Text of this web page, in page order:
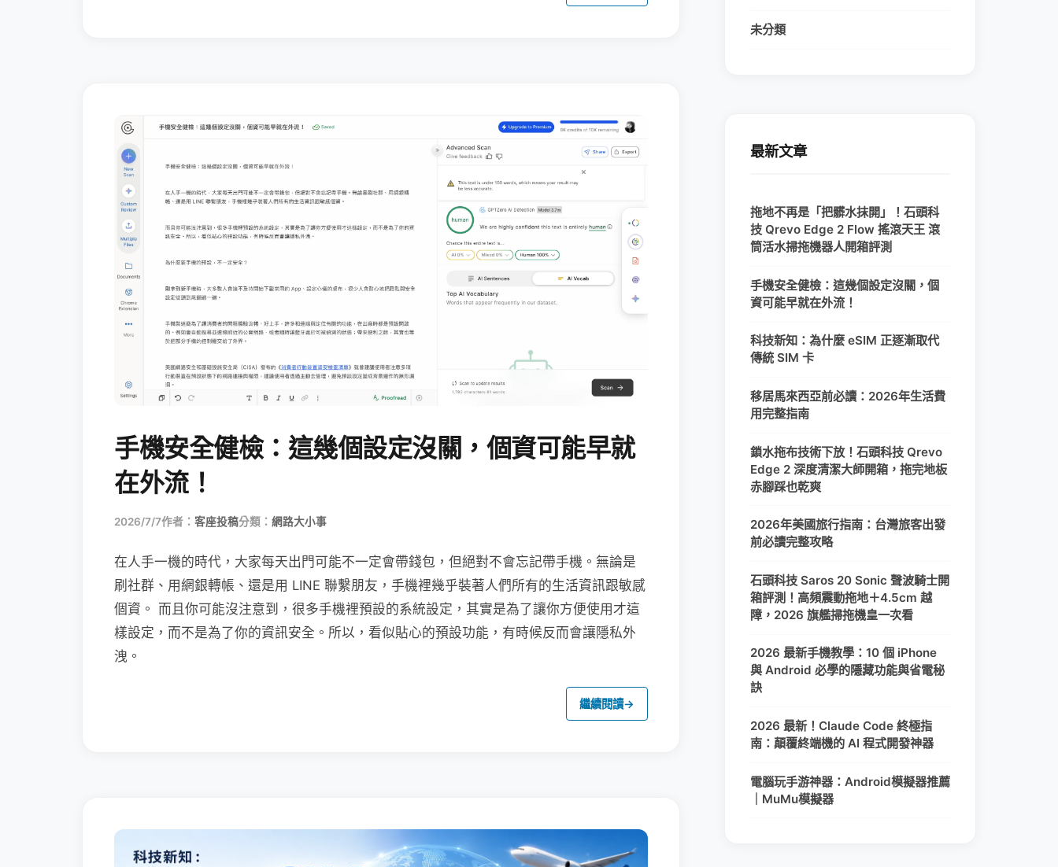
手機安全健檢：這幾個設定沒關，個資可能早就
在外流！
2026/7/7作者： 客座投稿分類： 網路大小事
在人手一機的時代，大家每天出門可能不一定會帶錢包，但絕對不會忘記帶手機。無論是
刷社群、用網銀轉帳、還是用 LINE 聯繫朋友，手機裡幾乎裝著人們所有的生活資訊跟敏感
個資。 而且你可能沒注意到，很多手機裡預設的系統設定，其實是為了讓你方便使用才這
樣設定，而不是為了你的資訊安全。所以，看似貼心的預設功能，有時候反而會讓隱私外
洩。
繼續閱讀→
未分類
最新文章
拖地不再是「把髒水抹開」！石頭科
技 Qrevo Edge 2 Flow 搖滾天王 滾
筒活水掃拖機器人開箱評測
手機安全健檢：這幾個設定沒關，個
資可能早就在外流！
科技新知：為什麼 eSIM 正逐漸取代
傳統 SIM 卡
移居馬來西亞前必讀：2026年生活費
用完整指南
鎖水拖布技術下放！石頭科技 Qrevo
Edge 2 深度清潔大師開箱，拖完地板
赤腳踩也乾爽
2026年美國旅行指南：台灣旅客出發
前必讀完整攻略
石頭科技 Saros 20 Sonic 聲波騎士開
箱評測！高頻震動拖地＋4.5cm 越
障，2026 旗艦掃拖機皇一次看
2026 最新手機教學：10 個 iPhone
與 Android 必學的隱藏功能與省電秘
訣
2026 最新！Claude Code 終極指
南：顛覆終端機的 AI 程式開發神器
電腦玩手游神器：Android模擬器推薦
｜MuMu模擬器